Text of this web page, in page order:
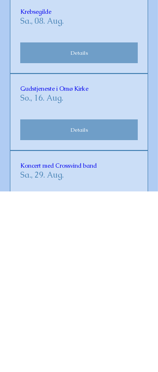
Krebsegilde
Sa., 08. Aug.
Details
Gudstjeneste i Omø Kirke
So., 16. Aug.
Details
Koncert med Crossvind band
Sa., 29. Aug.